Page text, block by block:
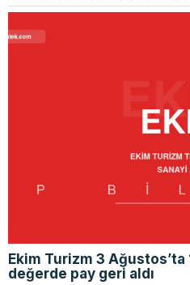
Ekim Turizm 3
değerde pay geri aldı